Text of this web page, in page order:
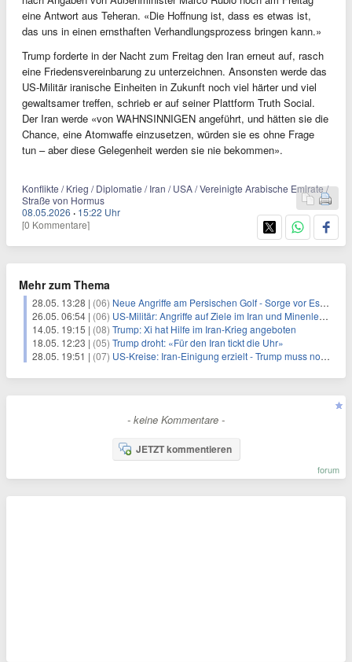
eine Antwort aus Teheran. «Die Hoffnung ist, dass es etwas ist,
das uns in einen ernsthaften Verhandlungsprozess bringen kann.»
Trump forderte in der Nacht zum Freitag den Iran erneut auf, rasch
eine Friedensvereinbarung zu unterzeichnen. Ansonsten werde das
US-Militär iranische Einheiten in Zukunft noch viel härter und viel
gewaltsamer treffen, schrieb er auf seiner Plattform Truth Social.
Der Iran werde «von WAHNSINNIGEN angeführt, und hätten sie die
Chance, eine Atomwaffe einzusetzen, würden sie es ohne Frage
tun – aber diese Gelegenheit werden sie nie bekommen».
Konflikte / Krieg / Diplomatie / Iran / USA / Vereinigte Arabische Emirate /
Straße von Hormus
08.05.2026 · 15:22 Uhr
[0 Kommentare]
Mehr zum Thema
28.05. 13:28 | (06) Neue Angriffe am Persischen Golf - Sorge vor Eskalation
26.05. 06:54 | (06) US-Militär: Angriffe auf Ziele im Iran und Minenleger-Boote
14.05. 19:15 | (08) Trump: Xi hat Hilfe im Iran-Krieg angeboten
18.05. 12:23 | (05) Trump droht: «Für den Iran tickt die Uhr»
28.05. 19:51 | (07) US-Kreise: Iran-Einigung erzielt - Trump muss noch zustimmen
- keine Kommentare -
JETZT kommentieren
forum